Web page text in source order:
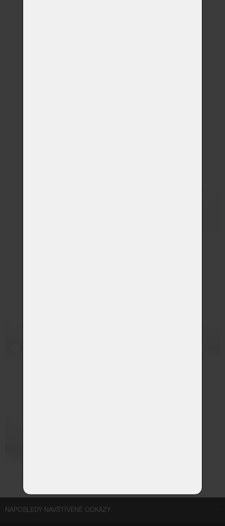
NAPOSLEDY NAVŠTÍVENÉ ODKAZY